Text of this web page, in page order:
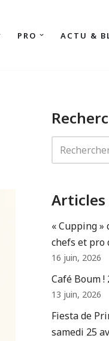
PRO ACTU &
« Cupping »
chefs et pro
16 juin, 2026
Café Boum !
13 juin, 2026
Fiesta de
samedi 25